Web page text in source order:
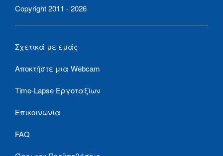
Copyright 2011 - 2026
Σχετικά με εμάς
Αποκτήστε μια Webcam
Time-Lapse Εργοταξίων
Επικοινωνία
FAQ